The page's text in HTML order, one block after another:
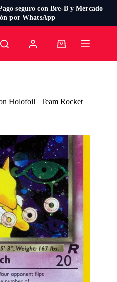
seguro con Bre-B y Mercado
por WhatsApp
Carro
Holofoil | Team Rocket